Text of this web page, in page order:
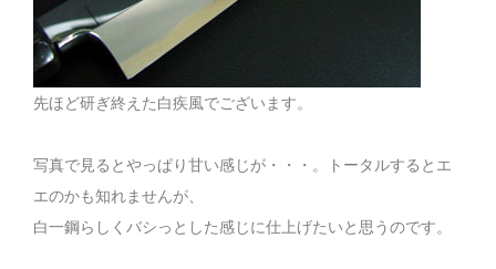
先ほど研ぎ終えた白疾風でございます。
写真で見るとやっぱり甘い感じが・・・。トータルするとエ
エのかも知れませんが、
白一鋼らしくバシっとした感じに仕上げたいと思うのです。